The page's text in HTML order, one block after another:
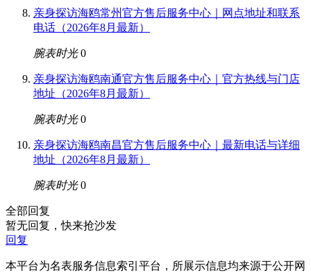
亲身探访海鸥常州官方售后服务中心｜网点地址和联系
电话（2026年8月最新）
腕表时光 0
亲身探访海鸥南通官方售后服务中心｜官方热线与门店
地址（2026年8月最新）
腕表时光 0
亲身探访海鸥南昌官方售后服务中心｜最新电话与详细
地址（2026年8月最新）
腕表时光 0
全部回复
暂无回复，快来抢沙发
回复
本平台为名表服务信息索引平台，所展示信息均来源于公开网